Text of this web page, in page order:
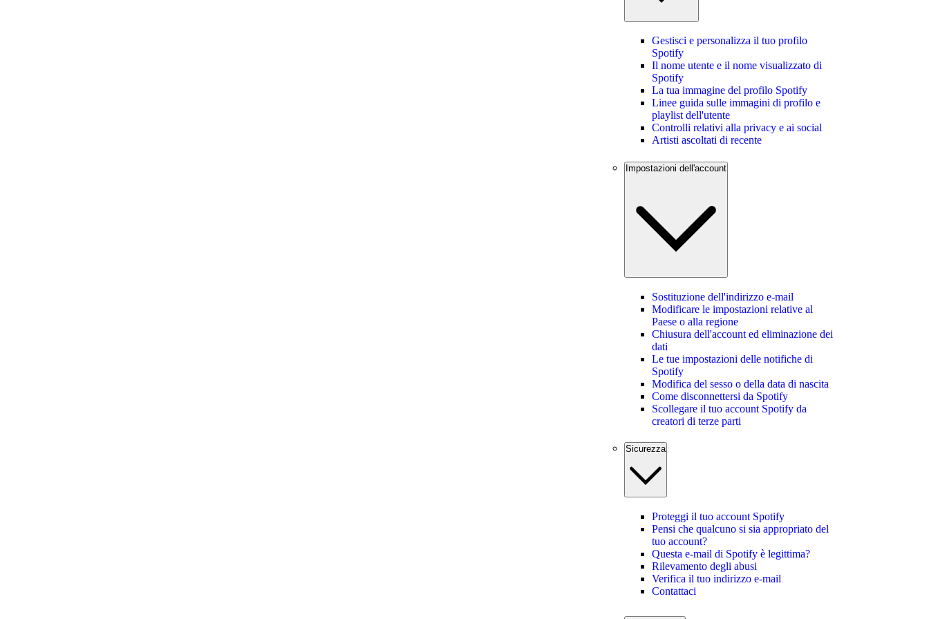
Gestisci e personalizza il tuo profilo
Spotify
Il nome utente e il nome visualizzato di
Spotify
La tua immagine del profilo Spotify
Linee guida sulle immagini di profilo e
playlist dell'utente
Controlli relativi alla privacy e ai social
Artisti ascoltati di recente
Impostazioni dell'account
Sostituzione dell'indirizzo e-mail
Modificare le impostazioni relative al
Paese o alla regione
Chiusura dell'account ed eliminazione dei
dati
Le tue impostazioni delle notifiche di
Spotify
Modifica del sesso o della data di nascita
Come disconnettersi da Spotify
Scollegare il tuo account Spotify da
creatori di terze parti
Sicurezza
Proteggi il tuo account Spotify
Pensi che qualcuno si sia appropriato del
tuo account?
Questa e-mail di Spotify è legittima?
Rilevamento degli abusi
Verifica il tuo indirizzo e-mail
Contattaci